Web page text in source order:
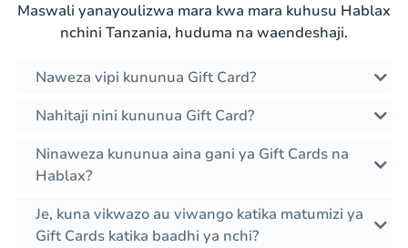
Maswali yanayoulizwa mara kwa mara kuhusu Hablax
nchini Tanzania, huduma na waendeshaji.
Naweza vipi kununua Gift Card?
Nahitaji nini kununua Gift Card?
Ninaweza kununua aina gani ya Gift Cards na
Hablax?
Je, kuna vikwazo au viwango katika matumizi ya
Gift Cards katika baadhi ya nchi?